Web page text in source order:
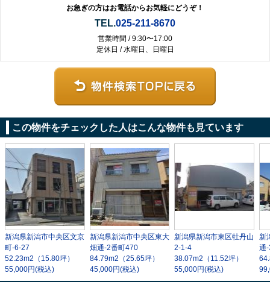
お急ぎの方はお電話からお気軽にどうぞ！
TEL.025-211-8670
営業時間 / 9:30〜17:00
定休日 / 水曜日、日曜日
この物件をチェックした人はこんな物件も見ています
新潟県新潟市中央区文京
町-6-27
52.23m2 （15.80坪）
55,000円(税込)
新潟県新潟市中央区東大
畑通-2番町470
84.79m2 （25.65坪）
45,000円(税込)
新潟県新潟市東区牡丹山
2-1-4
38.07m2 （11.52坪）
55,000円(税込)
新
通